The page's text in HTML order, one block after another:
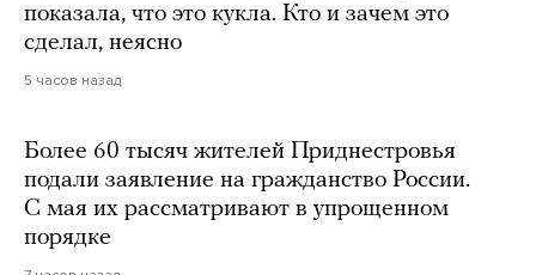
показала, что это кукла. Кто и зачем это
сделал, неясно
5 часов назад
Более 60 тысяч жителей Приднестровья
подали заявление на гражданство России.
С мая их рассматривают в упрощенном
порядке